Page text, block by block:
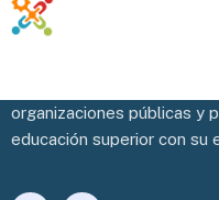
organizaciones públicas y
educación superior con su